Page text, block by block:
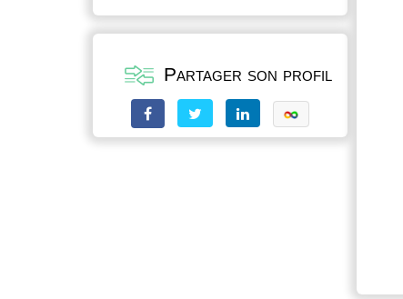
Partager son profil